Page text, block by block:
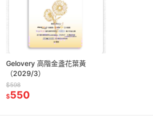
Gelovery 高階金盞花葉黃
（2029/3）
$598
$550